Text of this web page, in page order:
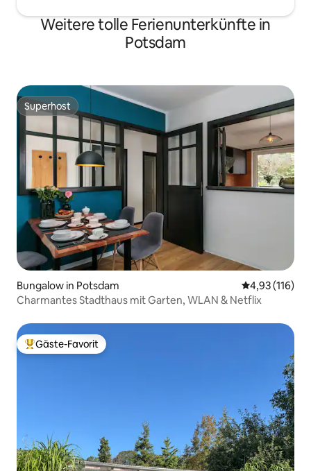
Weitere tolle Ferienunterkünfte in
Potsdam
Superhost
Superhost
Bungalow in Potsdam
4,93 (116)
Charmantes Stadthaus mit Garten, WLAN & Netflix
Beliebter Gäste-Favorit.
Gäste-Favorit